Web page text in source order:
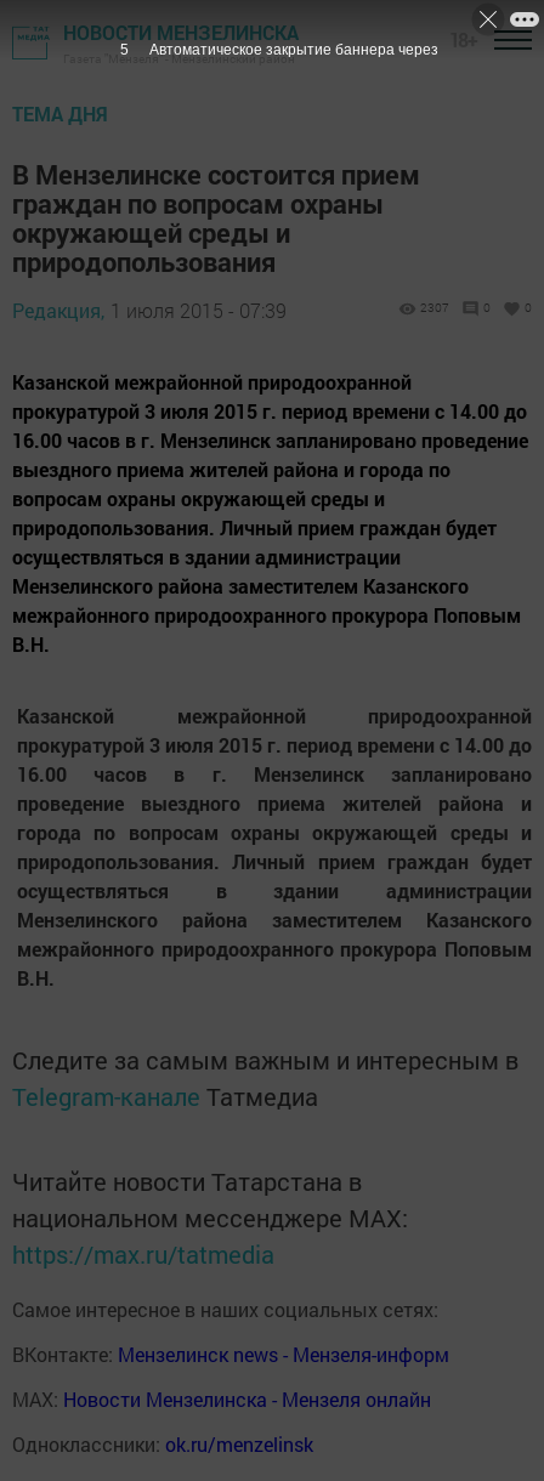
НОВОСТИ МЕНЗЕЛИНСКА
Газета "Мензеля" - Мензелинский район
ТЕМА ДНЯ
В Мензелинске состоится прием
граждан по вопросам охраны
окружающей среды и
природопользования
Редакция, 1 июля 2015 - 07:39 2307 0 0
Казанской межрайонной природоохранной
прокуратурой 3 июля 2015 г. период времени с 14.00 до
16.00 часов в г. Мензелинск запланировано проведение
выездного приема жителей района и города по
вопросам охраны окружающей среды и
природопользования. Личный прием граждан будет
осуществляться в здании администрации
Мензелинского района заместителем Казанского
межрайонного природоохранного прокурора Поповым
В.Н.
Казанской межрайонной природоохранной
прокуратурой 3 июля 2015 г. период времени с 14.00 до
16.00 часов в г. Мензелинск запланировано
проведение выездного приема жителей района и
города по вопросам охраны окружающей среды и
природопользования. Личный прием граждан будет
осуществляться в здании администрации
Мензелинского района заместителем Казанского
межрайонного природоохранного прокурора Поповым
В.Н.
Следите за самым важным и интересным в
Telegram-канале Татмедиа
Читайте новости Татарстана в
национальном мессенджере MАХ:
https://max.ru/tatmedia
Самое интересное в наших социальных сетях:
ВКонтакте: Мензелинск news - Мензеля-информ
MAX: Новости Мензелинска - Мензеля онлайн
Одноклассники: ok.ru/menzelinsk
4 Автоматическое закрытие баннера через